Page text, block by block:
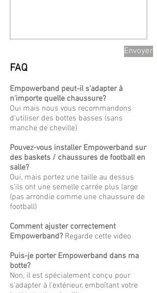
Envoyer
FAQ
Empowerband peut-il s'adapter à
n'importe quelle chaussure?
Oui mais nous vous recommandons
d'utiliser des bottes basses (sans
manche de cheville)
Pouvez-vous installer Empowerband sur
des baskets / chaussures de football en
salle?
Oui, mais portez une taille au dessus
s'ils ont une semelle carrée plus large
(pas arrondie comme une chaussure de
football)
Comment ajuster correctement
Empowerband? Regarde cette video
Puis-je porter Empowerband dans ma
botte?
Non, il est spécialement conçu pour
s'adapter à l'extérieur, emboîtant votre